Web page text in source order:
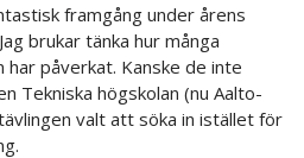
framgång under årens
brukar tänka hur många
påverkat. Kanske de inte
Tekniska högskolan (nu Aalto-
valt att söka in istället för